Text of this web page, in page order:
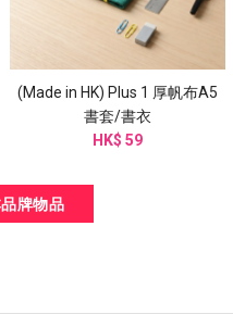
(Made in HK) Plus 1 厚帆布A5
書套/書衣
HK$ 59
牌物品